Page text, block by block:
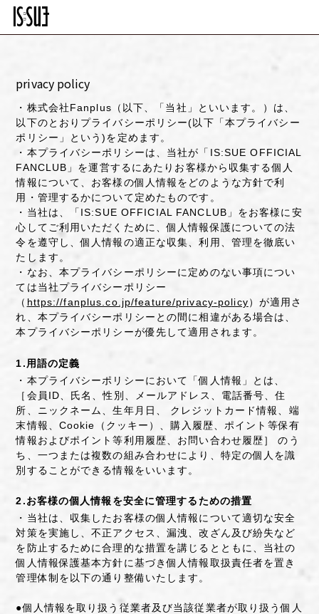
privacy policy
・株式会社Fanplus（以下、「当社」といいます。）は、
以下のとおりプライバシーポリシー(以下「本プライバシー
ポリシー」という)を定めます。
・本プライバシーポリシーは、当社が「IS:SUE OFFICIAL
FANCLUB」を運営するにあたりお客様から収集する個人
情報について、お客様の個人情報をどのような方針で利
用・管理するかについて定めたものです。
・当社は、「IS:SUE OFFICIAL FANCLUB」をお客様に安
心してご利用いただくために、個人情報保護についての法
令を遵守し、個人情報の適正な収集、利用、管理を徹底い
たします。
・なお、本プライバシーポリシーに定めのない事項につい
ては当社プライバシーポリシー
（ https://fanplus.co.jp/feature/privacy-policy）が適用さ
れ、本プライバシーポリシーとの間に相違がある場合は、
本プライバシーポリシーが優先して適用されます。
1.用語の定義
・本プライバシーポリシーにおいて「個人情報」とは、
［会員ID、氏名、性別、メールアドレス、電話番号、住
所、ニックネーム、生年月日、 クレジットカード情報、端
末情報、Cookie（クッキー）、購入履歴、ポイント等保有
情報およびポイント等利用履歴、お問い合わせ履歴］ のう
ち、一つまたは複数の組み合わせにより、特定の個人を識
別することができる情報をいいます。
2.お客様の個人情報を安全に管理するための措置
・当社は、収集したお客様の個人情報について適切な安全
対策を実施し、不正アクセス、漏洩、改ざん及び紛失など
を防止するために合理的な措置を講じるとともに、当社の
個人情報保護基本方針に基づき個人情報取扱責任者を置き
管理体制を以下の通り整備いたします。
●個人情報を取り扱う従業者及び当該従業者が取り扱う個人